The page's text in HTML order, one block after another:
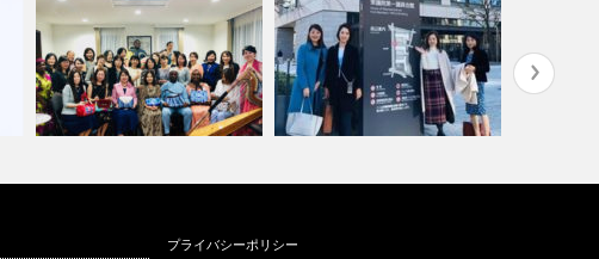
ブルファッシ…
プライバシーポリシー